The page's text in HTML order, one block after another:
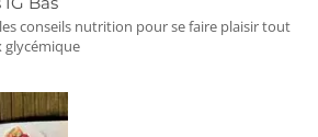
conseils nutrition pour se faire plaisir tout
glycémique